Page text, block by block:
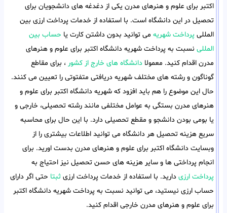
اکتبر برای علوم و هنرهای مدرن یکی از دغدغه های دانشجویان برای
تحصیل در این دانشگاه است. با استفاده از خدمات پرداخت ارزی بین
المللی پرداخت شهریه می توانید بدون داشتن کارت یا حساب بین
المللی نسبت به پرداخت شهریه دانشگاه اکتبر برای علوم و هنرهای
مدرن اقدام کنید. معمولا دانشگاه های خارج از کشور ، برای مقاطع
گوناگون و رشته های مختلف شهریه دریافتی متفتوتی را تعیین می کنند.
حال این موضوع را هم باید افزود که شهریه دانشگاه اکتبر برای علوم و
هنرهای مدرن بستگی به عوامل مختلفی مانند رشته تحصیلی، خارجی و
یا بومی بودن دانشجو و مقطع تحصیلی دارد. با این حال برای محاسبه
سریع هزینه تحصیل هر دانشگاه می توانید اطلاعات بیشتری را از
وبسایت دانشگاه اکتبر برای علوم و هنرهای مدرن بدست اورید. برای
انجام پرداختی ها و سایر هزینه های حسن تحصیل نیز احتیاج به
پرداخت ارزی دارید. با استفاده از خدمات پرداخت ارزی ثبتا حتی اگر دارای
حساب ارزی نیستید، می توانید نسبت به پرداخت شهریه دانشگاه اکتبر
برای علوم و هنرهای مدرن خارجی اقدام کنید.